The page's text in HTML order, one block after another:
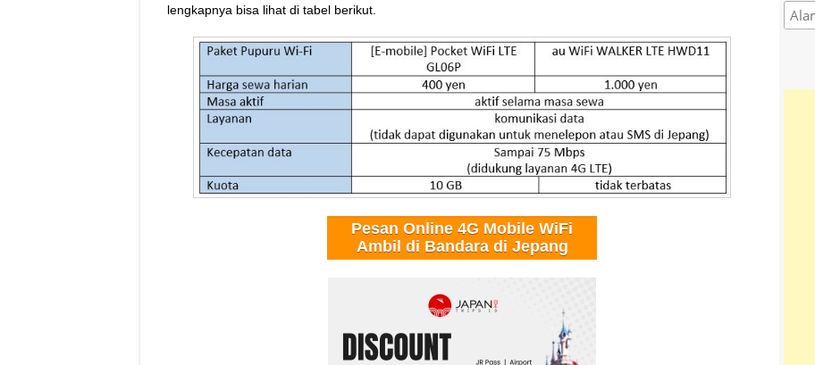
lengkapnya bisa lihat di tabel berikut.
Pesan Online 4G Mobile WiFi
Ambil di Bandara di Jepang